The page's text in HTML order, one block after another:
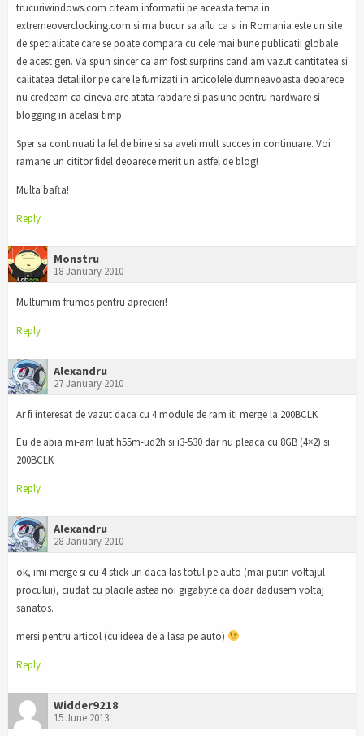
trucuriwindows.com citeam informatii pe aceasta tema in
extremeoverclocking.com si ma bucur sa aflu ca si in Romania este un site
de specialitate care se poate compara cu cele mai bune publicatii globale
de acest gen. Va spun sincer ca am fost surprins cand am vazut cantitatea si
calitatea detaliilor pe care le furnizati in articolele dumneavoasta deoarece
nu credeam ca cineva are atata rabdare si pasiune pentru hardware si
blogging in acelasi timp.
Sper sa continuati la fel de bine si sa aveti mult succes in continuare. Voi
ramane un cititor fidel deoarece merit un astfel de blog!
Multa bafta!
Reply
Monstru
18 January 2010
Multumim frumos pentru aprecieri!
Reply
Alexandru
27 January 2010
Ar fi interesat de vazut daca cu 4 module de ram iti merge la 200BCLK
Eu de abia mi-am luat h55m-ud2h si i3-530 dar nu pleaca cu 8GB (4×2) si
200BCLK
Reply
Alexandru
28 January 2010
ok, imi merge si cu 4 stick-uri daca las totul pe auto (mai putin voltajul
procului), ciudat cu placile astea noi gigabyte ca doar dadusem voltaj
sanatos.
mersi pentru articol (cu ideea de a lasa pe auto)
Reply
Widder9218
15 June 2013